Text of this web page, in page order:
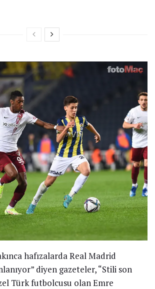
hafızalarda Real Madrid
diyen gazeteler, “Stili son
Türk futbolcusu olan Emre